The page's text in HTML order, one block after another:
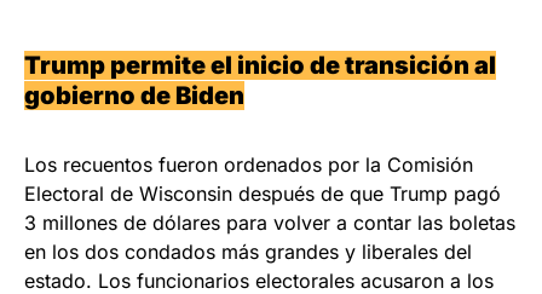
Trump permite el inicio de transición al
gobierno de Biden
Los recuentos fueron ordenados por la Comisión
Electoral de Wisconsin después de que Trump pagó
3 millones de dólares para volver a contar las boletas
en los dos condados más grandes y liberales del
estado. Los funcionarios electorales acusaron a los